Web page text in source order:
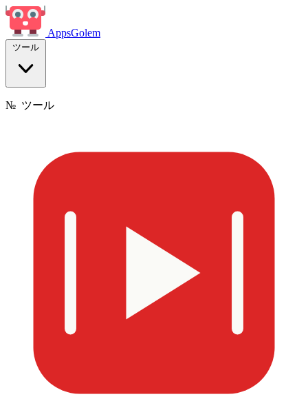
AppsGolem
ツール
№ ツール